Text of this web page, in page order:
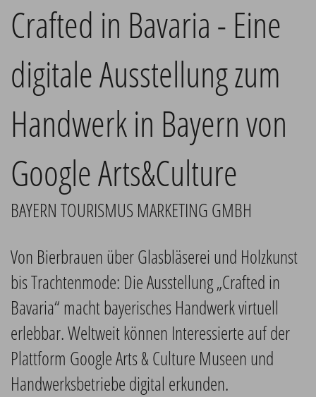
Crafted in Bavaria - Eine
digitale Ausstellung zum
Handwerk in Bayern von
Google Arts&Culture
BAYERN TOURISMUS MARKETING GMBH
Von Bierbrauen über Glasbläserei und Holzkunst
bis Trachtenmode: Die Ausstellung „Crafted in
Bavaria“ macht bayerisches Handwerk virtuell
erlebbar. Weltweit können Interessierte auf der
Plattform Google Arts & Culture Museen und
Handwerksbetriebe digital erkunden.